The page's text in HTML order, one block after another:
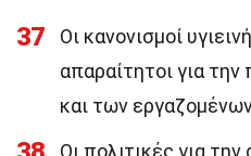
37
Οι κανονισμοί
απαραίτητοι για
και των
Οι πολιτικές για την